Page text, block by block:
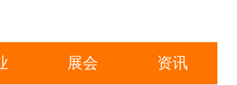
展会 资讯